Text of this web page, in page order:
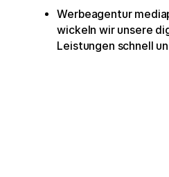
Werbeagentur
wickeln wir unsere
Leistungen schnell